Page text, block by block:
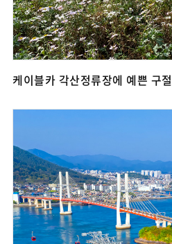
케이블카 각산정류장에 예쁜 구